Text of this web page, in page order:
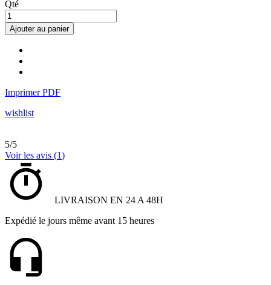
Qté
Ajouter au panier
Imprimer PDF
wishlist
5/5
Voir les avis (1)
LIVRAISON EN 24 A 48H
Expédié le jours même avant 15 heures